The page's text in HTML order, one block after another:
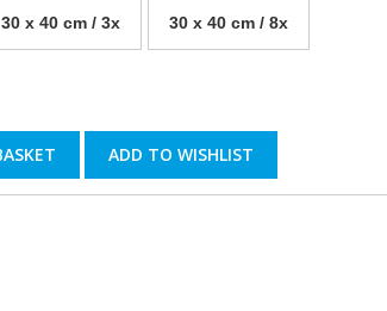
30 x 40 cm / 3x 30 x 40 cm / 8x
ADD TO WISHLIST